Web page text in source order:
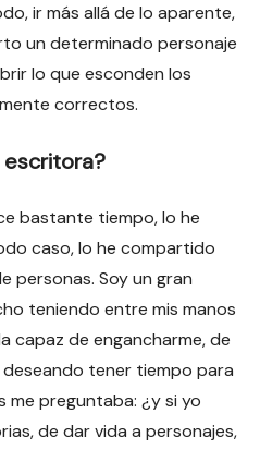
ir más allá de lo aparente,
un determinado personaje
lo que esconden los
correctos.
bastante tiempo, lo he
caso, lo he compartido
personas. Soy un gran
teniendo entre mis manos
capaz de engancharme, de
tener tiempo para
me preguntaba: ¿y si yo
de dar vida a personajes,